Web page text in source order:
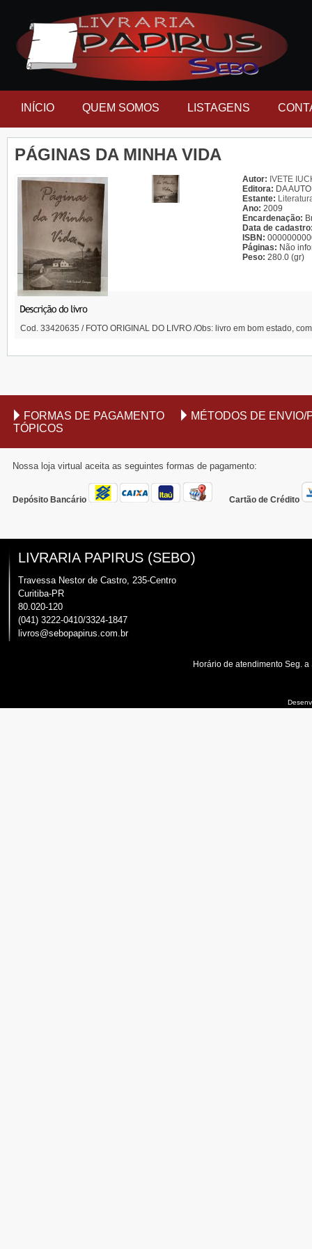
INÍCIO QUEM SOMOS LISTAGENS
PÁGINAS DA MINHA VIDA
Autor: IVETE
Editora: DA
Estante:
Ano: 2009
Encardenação:
Data de
ISBN:
Páginas: Não
Peso: 280.0 (gr)
Cod. 33420635 / FOTO ORIGINAL DO LIVRO /Obs: livro em bom estado,
FORMAS DE PAGAMENTO
MÉTODOS DE
TÓPICOS
Nossa loja virtual aceita as seguintes formas de pagamento:
Depósito Bancário Cartão de Crédito
LIVRARIA PAPIRUS (SEBO)
Travessa Nestor de Castro, 235-Centro
Curitiba-PR
80.020-120
(041) 3222-0410/3324-1847
livros@sebopapirus.com.br
Horário de atendimento Seg.